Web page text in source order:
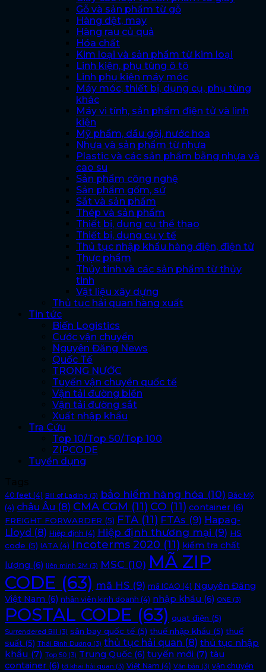
Gỗ và sản phẩm từ gỗ
Hàng dệt, may
Hàng rau củ quả
Hóa chất
Kim loại và sản phẩm từ kim loại
Linh kiện, phụ tùng ô tô
Linh phụ kiện máy móc
Máy móc, thiết bị, dụng cụ, phụ tùng
khác
Máy vi tính, sản phẩm điện tử và linh
kiện
Mỹ phẩm, dầu gội, nước hoa
Nhựa và sản phẩm từ nhựa
Plastic và các sản phẩm bằng nhựa và
cao su
Sản phẩm công nghệ
Sản phẩm gốm, sứ
Sắt và sản phẩm
Thép và sản phẩm
Thiết bị, dụng cụ thể thao
Thiết bị, dụng cụ y tế
Thủ tục nhập khẩu hàng điện, điện tử
Thực phẩm
Thủy tinh và các sản phẩm từ thủy
tinh
Vật liệu xây dựng
Thủ tục hải quan hàng xuất
Tin tức
Biến Logistics
Cước vận chuyển
Nguyên Đăng News
Quốc Tế
TRONG NƯỚC
Tuyến vận chuyển quốc tế
Vận tải đường biển
Vận tải đường sắt
Xuất nhập khẩu
Tra Cứu
Top 10/Top 50/Top 100
ZIPCODE
Tuyển dụng
40 feet (4) Bill of Lading (3) bảo hiểm hàng hóa (10) Bắc Mỹ
(4) châu Âu (8) CMA CGM (11) CO (11) container (6)
FREIGHT FORWARDER (5) FTA (11) FTAs (9) Hapag-
Lloyd (8) Hiệp định (4) Hiệp định thương mại (9) HS
code (5) IATA (4) Incoterms 2020 (11) kiểm tra chất
lượng (6) liên minh 2M (3) MSC (10) MÃ ZIP
CODE (63) mã HS (9) mã ICAO (4) Nguyên Đăng
Việt Nam (6) nhân viên kinh doanh (4) nhập khẩu (6) ONE (3)
POSTAL CODE (63) quạt điện (5)
Surrendered Bill (3) sân bay quốc tế (5) thuế nhập khẩu (5) thuế
suất (5) Thái Bình Dương (3) thủ tục hải quan (8) thủ tục nhập
khẩu (7) Top 50 (3) Trung Quốc (6) tuyến mới (7) tàu
container (6) tờ khai hải quan (3) Việt Nam (4) Văn bản (3) vận chuyển